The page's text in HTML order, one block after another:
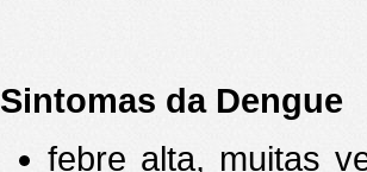
Sintomas da Dengue
febre alta, muitas